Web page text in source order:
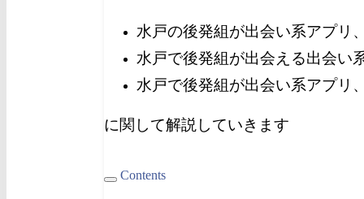
水戸の後発組が出会い系アプリ
水戸で後発組が出会える出会い
水戸で後発組が出会い系アプリ
に関して解説していきます
Contents